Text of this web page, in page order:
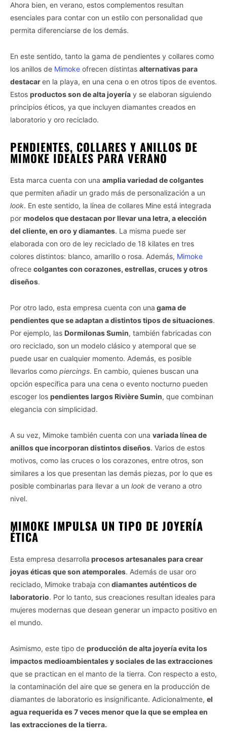
Ahora bien, en verano, estos complementos resultan
esenciales para contar con un estilo con personalidad que
permita diferenciarse de los demás.
En este sentido, tanto la gama de pendientes y collares como
los anillos de Mimoke ofrecen distintas alternativas para
destacaren la playa, en una cena o en otros tipos de eventos.
Estos productos son de alta joyería y se elaboran siguiendo
principios éticos, ya que incluyen diamantes creados en
laboratorio y oro reciclado.
PENDIENTES, COLLARES Y ANILLOS DE
MIMOKE IDEALES PARA VERANO
Esta marca cuenta con una amplia variedad de colgantes
que permiten añadir un grado más de personalización a un
look. En este sentido, la línea de collares Mine está integrada
por modelos que destacan por llevar una letra, a elección
del cliente, en oro y diamantes. La misma puede ser
elaborada con oro de ley reciclado de 18 kilates en tres
colores distintos: blanco, amarillo o rosa. Además, Mimoke
ofrece colgantes con corazones, estrellas, cruces y otros
diseños.
Por otro lado, esta empresa cuenta con una gama de
pendientes que se adaptan a distintos tipos de situaciones.
Por ejemplo, las Dormilonas Sumin, también fabricadas con
oro reciclado, son un modelo clásico y atemporal que se
puede usar en cualquier momento. Además, es posible
llevarlos como piercings. En cambio, quienes buscan una
opción específica para una cena o evento nocturno pueden
escoger los pendientes largos Rivière Sumin, que combinan
elegancia con simplicidad.
A su vez, Mimoke también cuenta con una variada línea de
anillos que incorporan distintos diseños. Varios de estos
motivos, como las cruces o los corazones, entre otros, son
similares a los que presentan las demás piezas, por lo que es
posible combinarlas para llevar a un look de verano a otro
nivel.
MIMOKE IMPULSA UN TIPO DE JOYERÍA
ÉTICA
Esta empresa desarrolla procesos artesanales para crear
joyas éticas que son atemporales. Además de usar oro
reciclado, Mimoke trabaja con diamantes auténticos de
laboratorio. Por lo tanto, sus creaciones resultan ideales para
mujeres modernas que desean generar un impacto positivo en
el mundo.
Asimismo, este tipo de producción de alta joyería evita los
impactos medioambientales y sociales de las extracciones
que se practican en el manto de la tierra. Con respecto a esto,
la contaminación del aire que se genera en la producción de
diamantes de laboratorio es insignificante. Adicionalmente, el
agua requerida es 7 veces menor que la que se emplea en
las extracciones de la tierra.